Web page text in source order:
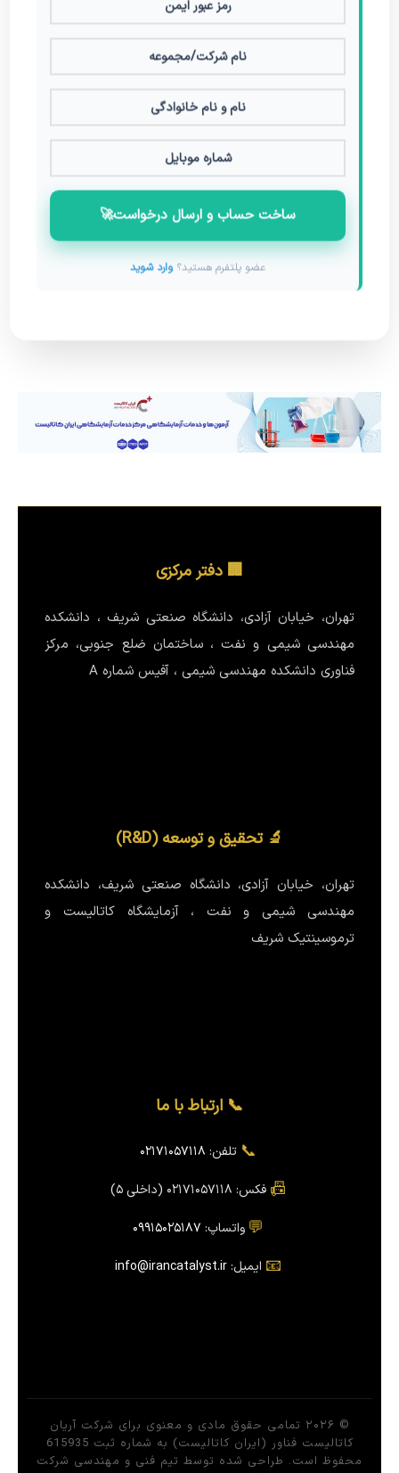
ساخت حساب و ارسال درخواست🚀
عضو پلتفرم هستید؟ وارد شوید
🏢 دفتر مرکزی
تهران، خیابان آزادی، دانشگاه صنعتی شریف ، دانشکده
مهندسی شیمی و نفت ، ساختمان ضلع جنوبی، مرکز
فناوری دانشکده مهندسی شیمی ، آفیس شماره A
🔬 تحقیق و توسعه (R&D)
تهران، خیابان آزادی، دانشگاه صنعتی شریف، دانشکده
مهندسی شیمی و نفت ، آزمایشگاه کاتالیست و
ترموسینتیک شریف
📞 ارتباط با ما
📞 تلفن: ۰۲۱۷۱۰۵۷۱۱۸
📠 فکس: ۰۲۱۷۱۰۵۷۱۱۸ (داخلی ۵)
💬 واتساپ: ۰۹۹۱۵۰۲۵۱۸۷
📧 ایمیل:info@irancatalyst.ir
© ۲۰۲۶ تمامی حقوق مادی و معنوی برای شرکت آریان
کاتالیست فناور (ایران کاتالیست) به شماره ثبت 615935
محفوظ است. طراحی شده توسط تیم فنی و مهندسی شرکت